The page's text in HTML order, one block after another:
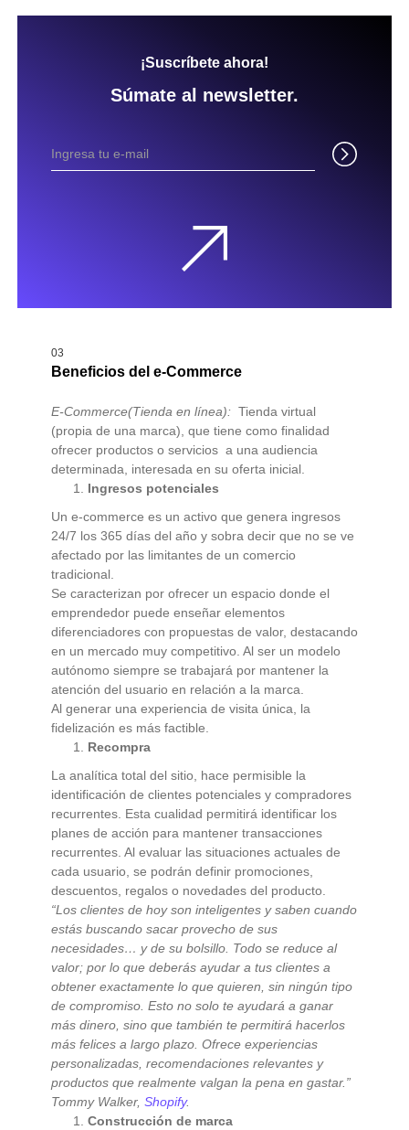
¡Suscríbete ahora!
Súmate al newsletter.
03
Beneficios del e-Commerce
E-Commerce(Tienda en línea): Tienda virtual
(propia de una marca), que tiene como finalidad
ofrecer productos o servicios a una audiencia
determinada, interesada en su oferta inicial.
Ingresos potenciales
Un e-commerce es un activo que genera ingresos
24/7 los 365 días del año y sobra decir que no se ve
afectado por las limitantes de un comercio
tradicional.
Se caracterizan por ofrecer un espacio donde el
emprendedor puede enseñar elementos
diferenciadores con propuestas de valor, destacando
en un mercado muy competitivo. Al ser un modelo
autónomo siempre se trabajará por mantener la
atención del usuario en relación a la marca.
Al generar una experiencia de visita única, la
fidelización es más factible.
Recompra
La analítica total del sitio, hace permisible la
identificación de clientes potenciales y compradores
recurrentes. Esta cualidad permitirá identificar los
planes de acción para mantener transacciones
recurrentes. Al evaluar las situaciones actuales de
cada usuario, se podrán definir promociones,
descuentos, regalos o novedades del producto.
“Los clientes de hoy son inteligentes y saben cuando
estás buscando sacar provecho de sus
necesidades… y de su bolsillo. Todo se reduce al
valor; por lo que deberás ayudar a tus clientes a
obtener exactamente lo que quieren, sin ningún tipo
de compromiso. Esto no solo te ayudará a ganar
más dinero, sino que también te permitirá hacerlos
más felices a largo plazo. Ofrece experiencias
personalizadas, recomendaciones relevantes y
productos que realmente valgan la pena en gastar.”
Tommy Walker, Shopify.
Construcción de marca